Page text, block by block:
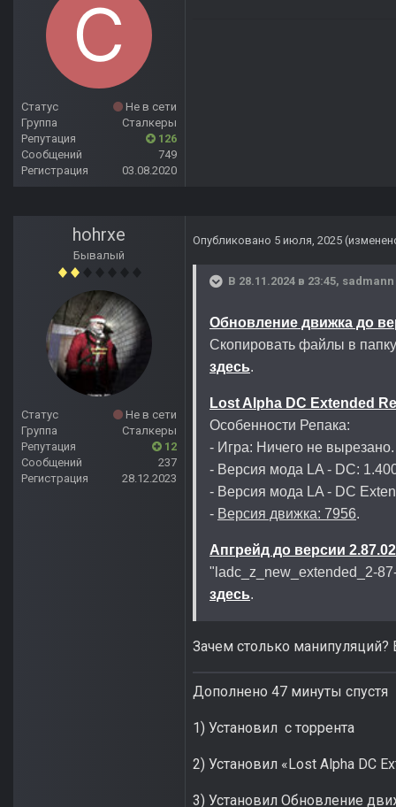
Статус
Не в сети
Группа
Сталкеры
Репутация
126
Сообщений
749
Регистрация
03.08.2020
hohrxe
Бывалый
Статус
Не в сети
Группа
Сталкеры
Репутация
12
Сообщений
237
Регистрация
28.12.2023
Опубликовано 5 июля, 2025
В 28.11.2024 в 23:45, sadmann
Обновление движка до
Скопировать файлы в
здесь.
Lost Alpha DC Extended
Особенности Репака:
- Игра: Ничего не
- Версия мода LA - DC:
- Версия мода LA - DC
- Версия движка: 7956.
Апгрейд до версии 2.87.02
"ladc_z_new_extended_2-
здесь.
Зачем столько манипуляций?
Дополнено 47 минуты спустя
1) Установил с торрента
2) Установил «Lost Alpha DC
3) Установил Обновление